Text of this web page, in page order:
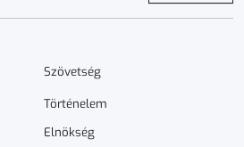
Szövetség
Történelem
Elnökség